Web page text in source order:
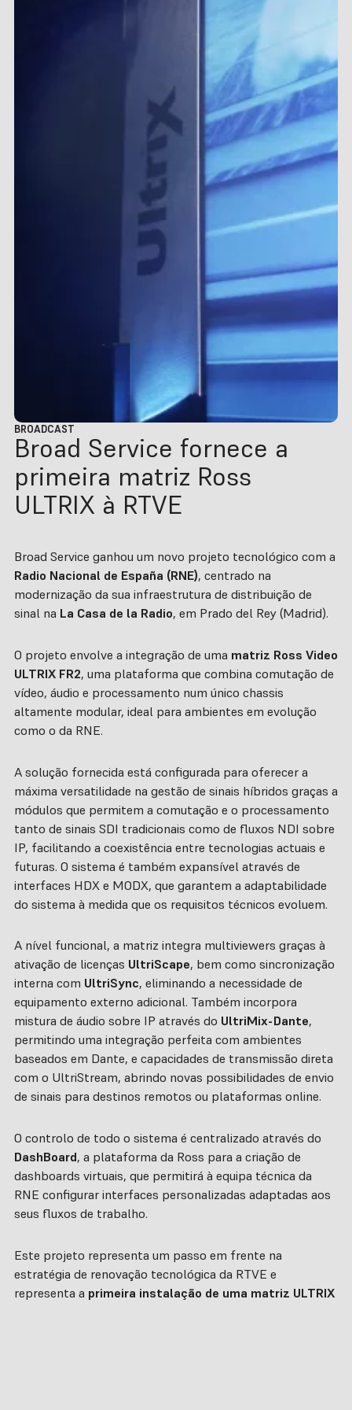
BROADCAST
Broad Service fornece a
primeira matriz Ross
ULTRIX à RTVE
Broad Service ganhou um novo projeto tecnológico com a
Radio Nacional de España (RNE), centrado na
modernização da sua infraestrutura de distribuição de
sinal na La Casa de la Radio, em Prado del Rey (Madrid).
O projeto envolve a integração de uma matriz Ross Video
ULTRIX FR2, uma plataforma que combina comutação de
vídeo, áudio e processamento num único chassis
altamente modular, ideal para ambientes em evolução
como o da RNE.
A solução fornecida está configurada para oferecer a
máxima versatilidade na gestão de sinais híbridos graças a
módulos que permitem a comutação e o processamento
tanto de sinais SDI tradicionais como de fluxos NDI sobre
IP, facilitando a coexistência entre tecnologias actuais e
futuras. O sistema é também expansível através de
interfaces HDX e MODX, que garantem a adaptabilidade
do sistema à medida que os requisitos técnicos evoluem.
A nível funcional, a matriz integra multiviewers graças à
ativação de licenças UltriScape, bem como sincronização
interna com UltriSync, eliminando a necessidade de
equipamento externo adicional. Também incorpora
mistura de áudio sobre IP através do UltriMix-Dante,
permitindo uma integração perfeita com ambientes
baseados em Dante, e capacidades de transmissão direta
com o UltriStream, abrindo novas possibilidades de envio
de sinais para destinos remotos ou plataformas online.
O controlo de todo o sistema é centralizado através do
DashBoard, a plataforma da Ross para a criação de
dashboards virtuais, que permitirá à equipa técnica da
RNE configurar interfaces personalizadas adaptadas aos
seus fluxos de trabalho.
Este projeto representa um passo em frente na
estratégia de renovação tecnológica da RTVE e
representa a primeira instalação de uma matriz ULTRIX